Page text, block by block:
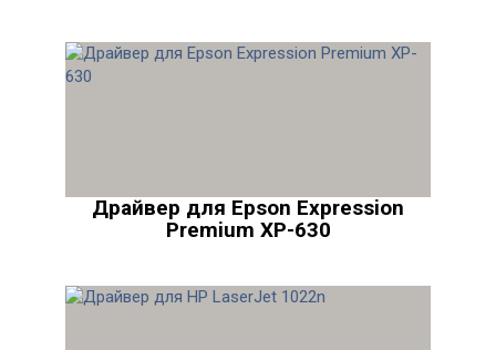
Драйвер для Epson Expression
Premium XP-630